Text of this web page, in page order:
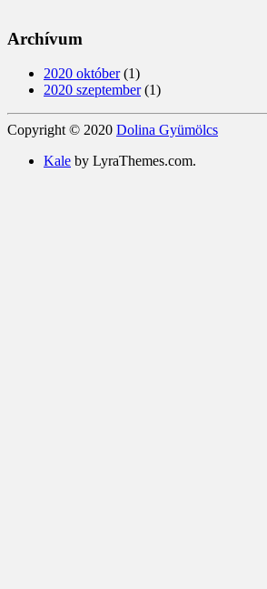
Archívum
2020 október(1)
2020 szeptember(1)
Copyright © 2020 Dolina Gyümölcs
Kale by LyraThemes.com.